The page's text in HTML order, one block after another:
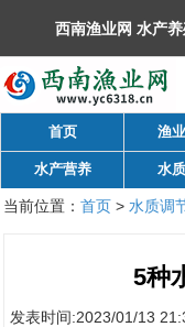
首页 渔
水产营养 水
当前位置： 首页> 水质调
5种
发表时间:2023/01/13